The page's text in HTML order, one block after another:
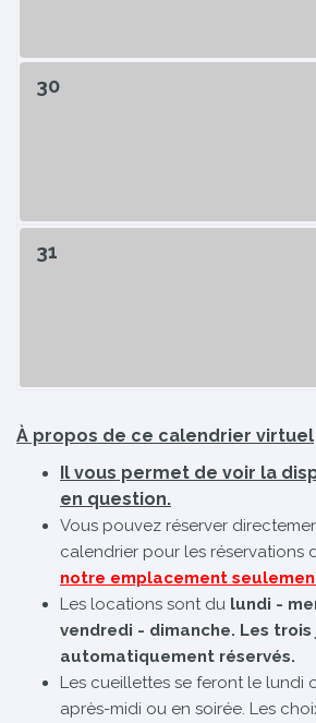
30
31
À propos de ce calendrier virtuel
Il vous permet de voir la
en question.
Vous pouvez réserver
calendrier pour les réservations
notre emplacement
Les locations sont du lundi -
vendredi - dimanche. Les
automatiquement réservés.
Les cueillettes se feront le lundi
après-midi ou en soirée. Les